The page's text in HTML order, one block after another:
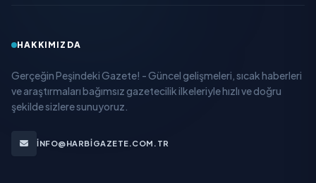
HAKKIMIZDA
Gerçeğin Peşindeki Gazete! - Güncel gelişmeleri, sıcak haberleri
ve araştırmaları bağımsız gazetecilik ilkeleriyle hızlı ve doğru
şekilde sizlere sunuyoruz.
INFO@HARBIGAZETE.COM.TR